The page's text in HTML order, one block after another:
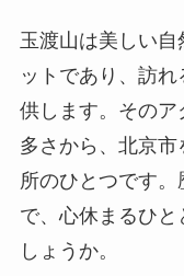
玉渡山は美しい
ットであり、訪
供します。その
多さから、北京
所のひとつです
で、心休まるひ
しょうか。